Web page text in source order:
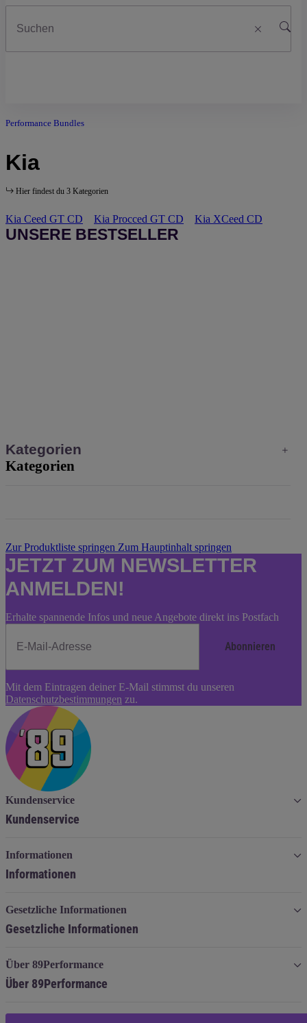
Performance Bundles
Kia
Hier findest du 3 Kategorien
Kia Ceed GT CD Kia Procced GT CD Kia XCeed CD
UNSERE BESTSELLER
Kategorien
Kategorien
Zur Produktliste springen Zum Hauptinhalt springen
JETZT ZUM NEWSLETTER
ANMELDEN!
Erhalte spannende Infos und neue Angebote direkt ins Postfach
Abonnieren
Abonnieren
Mit dem Eintragen deiner E-Mail stimmst du unseren
Datenschutzbestimmungen zu.
Kundenservice
Kundenservice
Informationen
Informationen
Gesetzliche Informationen
Gesetzliche Informationen
Über 89Performance
Über 89Performance